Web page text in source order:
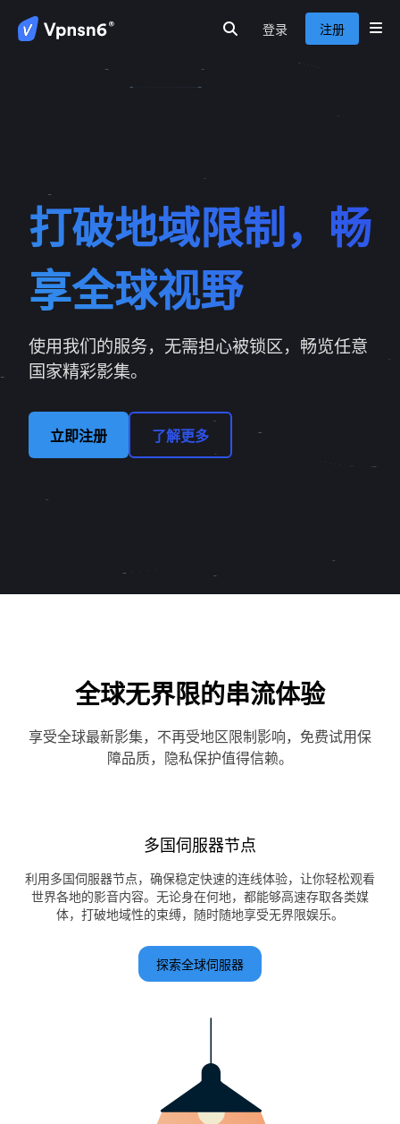
登录 注册
打破地域限制，畅
享全球视野
使用我们的服务，无需担心被锁区，畅览任意
国家精彩影集。
立即注册 了解更多
全球无界限的串流体验
享受全球最新影集，不再受地区限制影响，免费试用保
障品质，隐私保护值得信赖。
多国伺服器节点
利用多国伺服器节点，确保稳定快速的连线体验，让你轻松观看
世界各地的影音内容。无论身在何地，都能够高速存取各类媒
体，打破地域性的束缚，随时随地享受无界限娱乐。
探索全球伺服器